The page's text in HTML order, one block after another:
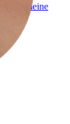
Allgemeine